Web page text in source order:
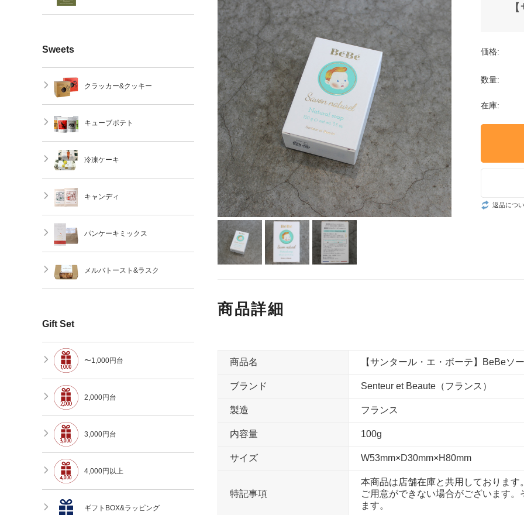
価格:
数量:
在庫:
返品につ
商品詳細
商品名 【サンタール・エ・ボーテ】BeBeソ
ブランド Senteur et Beaute（フランス）
製造 フランス
内容量 100g
サイズ W53mm×D30mm×H80mm
特記事項
本商品は店舗在庫と共用しておりま
ご用意ができない場合がございます
ます。
Sweets
クラッカー&クッキー
キューブポテト
冷凍ケーキ
キャンディ
パンケーキミックス
メルバトースト&ラスク
Gift Set
〜1,000円台
2,000円台
3,000円台
4,000円以上
ギフトBOX&ラッピング